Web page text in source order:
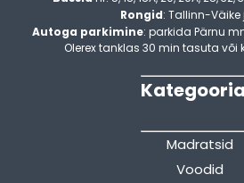
Rongid: Tallinn-
Autoga parkimine: parkida Pärnu
Olerex tanklas 30 min tasuta või
Madratsid
Voodid